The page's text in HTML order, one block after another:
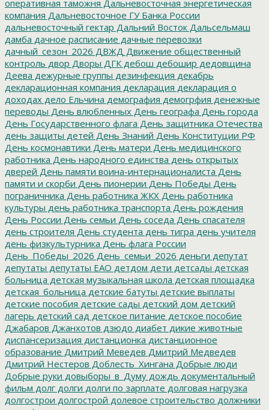
оперативная таможня Дальневосточная энергетическая
компания Дальневосточное ГУ Банка России
дальневосточный гектар Дальний Восток Дальсельмаш
дамба дачное расписание дачные перевозки
дачный_сезон_2026 ДВЖД Движение общественный
контроль двор Дворы ДГК дебош дебошир дедовщина
Деева дежурные группы дезинфекция декабрь
декларационная компания декларация декларация о
доходах дело Ельчина демография демогрфия денежные
переводы День влюбленных День географа День города
День Государственного флага День защитника Отечества
день защиты детей День Знаний День Конституции РФ
День космонавтики День матери День медицинского
работника День народного единства день открытых
дверей День памяти воина-интернационалиста День
памяти и скорби День пионерии День Победы День
пограничника День работника ЖКХ День работника
культуры день работника транспорта День рождения
День России День семьи День соседа День спасателя
день строителя День студента день тигра день учителя
день физкультурника День флага России
День_Победы_2026 День_семьи_2026 деньги депутат
депутаты депутаты ЕАО детдом дети детсады детская
больница детская музыкальная школа детская площадка
детская_больница детские батуты детские выплаты
детские пособия детские сады детский дом детский
лагерь детский сад детское питание детское пособие
Джабаров Джанхотов дзюдо диабет дикие животные
диспансеризация дистанционка дистанционное
образование Дмитрий Меведев Дмитрий Медведев
Дмитрий Нестеров Доблесть_Хингана Добрые люди
Добрые руки довыборы_в_Думу дождь документальный
фильм долг долги долги по зарплате долговая нагрузка
долгострои долгострой долевое строительство должники